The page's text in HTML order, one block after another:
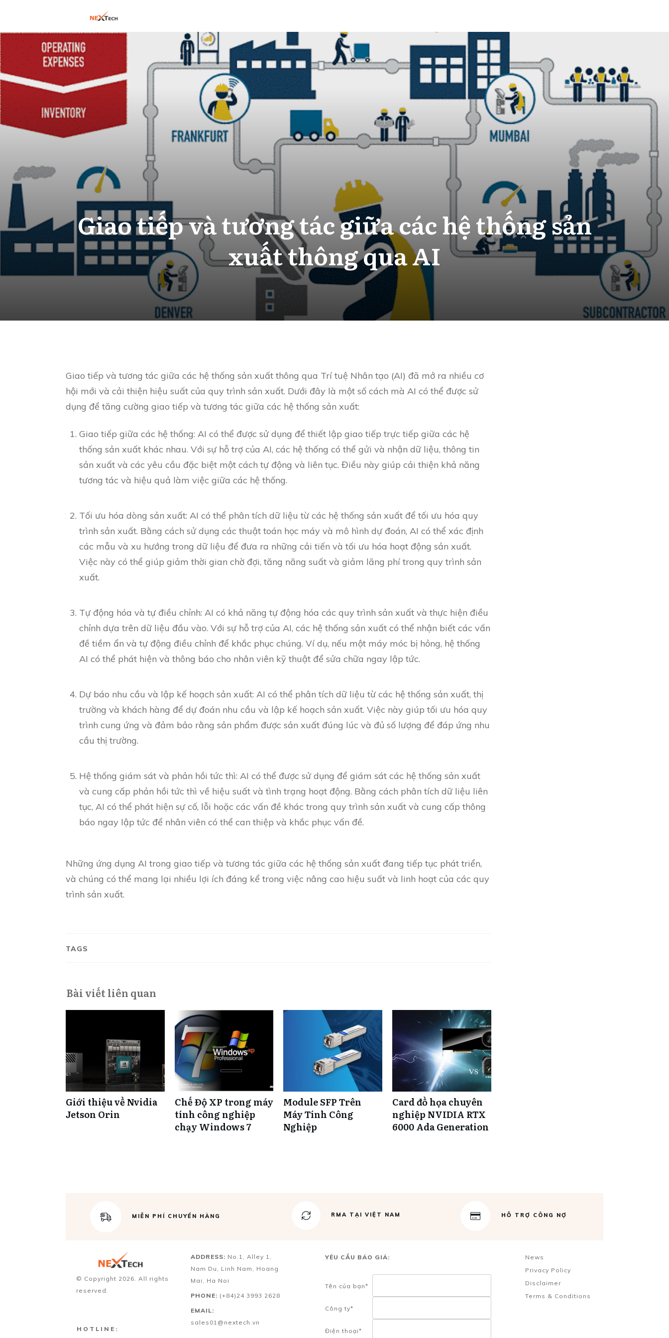
Giao tiếp và tương tác giữa các hệ thống sản
xuất thông qua AI
Giao tiếp và tương tác giữa các hệ thống sản xuất thông qua Trí tuệ Nhân tạo (AI) đã mở ra nhiều cơ
hội mới và cải thiện hiệu suất của quy trình sản xuất. Dưới đây là một số cách mà AI có thể được sử
dụng để tăng cường giao tiếp và tương tác giữa các hệ thống sản xuất:
Giao tiếp giữa các hệ thống: AI có thể được sử dụng để thiết lập giao tiếp trực tiếp giữa các hệ
thống sản xuất khác nhau. Với sự hỗ trợ của AI, các hệ thống có thể gửi và nhận dữ liệu, thông tin
sản xuất và các yêu cầu đặc biệt một cách tự động và liên tục. Điều này giúp cải thiện khả năng
tương tác và hiệu quả làm việc giữa các hệ thống.
Tối ưu hóa dòng sản xuất: AI có thể phân tích dữ liệu từ các hệ thống sản xuất để tối ưu hóa quy
trình sản xuất. Bằng cách sử dụng các thuật toán học máy và mô hình dự đoán, AI có thể xác định
các mẫu và xu hướng trong dữ liệu để đưa ra những cải tiến và tối ưu hóa hoạt động sản xuất.
Việc này có thể giúp giảm thời gian chờ đợi, tăng năng suất và giảm lãng phí trong quy trình sản
xuất.
Tự động hóa và tự điều chỉnh: AI có khả năng tự động hóa các quy trình sản xuất và thực hiện điều
chỉnh dựa trên dữ liệu đầu vào. Với sự hỗ trợ của AI, các hệ thống sản xuất có thể nhận biết các vấn
đề tiềm ẩn và tự động điều chỉnh để khắc phục chúng. Ví dụ, nếu một máy móc bị hỏng, hệ thống
AI có thể phát hiện và thông báo cho nhân viên kỹ thuật để sửa chữa ngay lập tức.
Dự báo nhu cầu và lập kế hoạch sản xuất: AI có thể phân tích dữ liệu từ các hệ thống sản xuất, thị
trường và khách hàng để dự đoán nhu cầu và lập kế hoạch sản xuất. Việc này giúp tối ưu hóa quy
trình cung ứng và đảm bảo rằng sản phẩm được sản xuất đúng lúc và đủ số lượng để đáp ứng nhu
cầu thị trường.
Hệ thống giám sát và phản hồi tức thì: AI có thể được sử dụng để giám sát các hệ thống sản xuất
và cung cấp phản hồi tức thì về hiệu suất và tình trạng hoạt động. Bằng cách phân tích dữ liệu liên
tục, AI có thể phát hiện sự cố, lỗi hoặc các vấn đề khác trong quy trình sản xuất và cung cấp thông
báo ngay lập tức để nhân viên có thể can thiệp và khắc phục vấn đề.
Những ứng dụng AI trong giao tiếp và tương tác giữa các hệ thống sản xuất đang tiếp tục phát triển,
và chúng có thể mang lại nhiều lợi ích đáng kể trong việc nâng cao hiệu suất và linh hoạt của các quy
trình sản xuất.
TAGS
Bài viết liên quan
Giới thiệu về Nvidia
Jetson Orin
Chế Độ XP trong máy
tính công nghiệp
chạy Windows 7
Module SFP Trên
Máy Tính Công
Nghiệp
Card đồ họa chuyên
nghiệp NVIDIA RTX
6000 Ada Generation
MIỄN PHÍ CHUYỂN HÀNG RMA TẠI VIỆT NAM HỖ TRỢ CÔNG NỢ
© Copyright 2026 . All rights
reserved.
HOTLINE:
ADDRESS: No.1, Alley 1,
Nam Du, Linh Nam, Hoang
Mai, Ha Noi
PHONE: (+84)24 3993 2628
EMAIL:
sales01@nextech.vn
YÊU CẦU BÁO GIÁ:
Tên của bạn*
Công ty*
Điện thoại*
News
Privacy Policy
Disclaimer
Terms & Conditions